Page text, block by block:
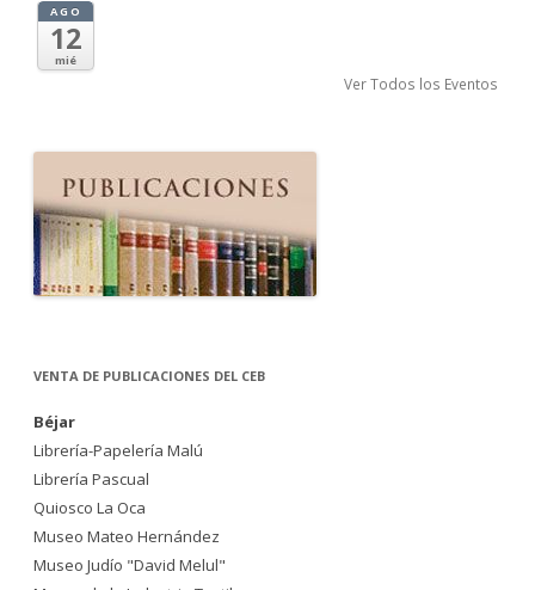
AGO
12
mié
Ver Todos los Eventos
VENTA DE PUBLICACIONES DEL CEB
Béjar
Librería-Papelería Malú
Librería Pascual
Quiosco La Oca
Museo Mateo Hernández
Museo Judío "David Melul"